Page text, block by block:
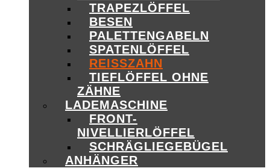
TRAPEZLÖFFEL
BESEN
PALETTENGABELN
SPATENLÖFFEL
REISSZAHN
TIEFLÖFFEL OHNE
ZÄHNE
LADEMASCHINE
FRONT-
NIVELLIERLÖFFEL
SCHRÄGLIEGEBÜGEL
ANHÄNGER